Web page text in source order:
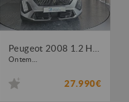
Ontem...
27.990€